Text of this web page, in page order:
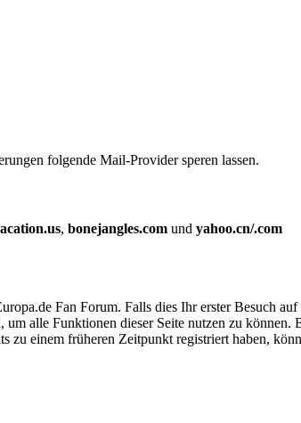
folgende Mail-Provider speren lassen.
, bonejangles.com und yahoo.cn/.com
Fan Forum. Falls dies Ihr erster Besuch auf
alle Funktionen dieser Seite nutzen zu können.
zu einem früheren Zeitpunkt registriert haben,